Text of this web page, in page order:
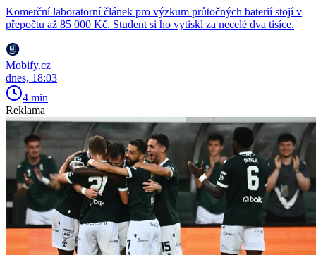
Komerční laboratorní článek pro výzkum průtočných baterií stojí v
přepočtu až 85 000 Kč. Student si ho vytiskl za necelé dva tisíce.
Mobify.cz
dnes, 18:03
4 min
Reklama